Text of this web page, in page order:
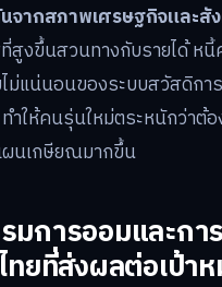
จากสภาพเศรษฐกิจและสั
สูงขึ้นสวนทางกับรายได้ หนี้
ไม่แน่นอนของระบบสวัสดิกา
ทำให้คนรุ่นใหม่ตระหนักว่าต้
ผนเกษียณมากขึ้น
มการออมและกา
ทยที่ส่งผลต่อเป้าห